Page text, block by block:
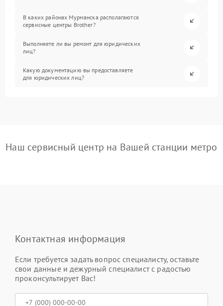
В каких районах Мурманска располагаются
сервисные центры Brother?
Выполняете ли вы ремонт для юридических
лиц?
Какую документацию вы предоставляете
для юридических лиц?
Наш сервисный центр на Вашей станции метро
Контактная информация
Если требуется задать вопрос специалисту, оставьте
свои данные и дежурный специалист с радостью
проконсультирует Вас!